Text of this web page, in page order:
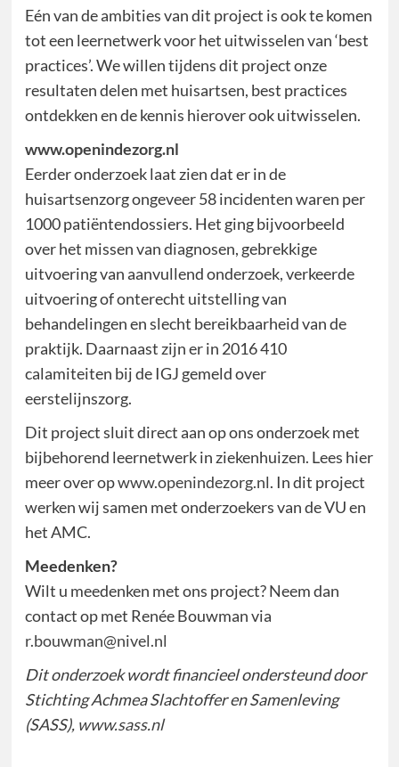
Eén van de ambities van dit project is ook te komen
tot een leernetwerk voor het uitwisselen van ‘best
practices’. We willen tijdens dit project onze
resultaten delen met huisartsen, best practices
ontdekken en de kennis hierover ook uitwisselen.
www.openindezorg.nl
Eerder onderzoek laat zien dat er in de
huisartsenzorg ongeveer 58 incidenten waren per
1000 patiëntendossiers. Het ging bijvoorbeeld
over het missen van diagnosen, gebrekkige
uitvoering van aanvullend onderzoek, verkeerde
uitvoering of onterecht uitstelling van
behandelingen en slecht bereikbaarheid van de
praktijk. Daarnaast zijn er in 2016 410
calamiteiten bij de IGJ gemeld over
eerstelijnszorg.
Dit project sluit direct aan op ons onderzoek met
bijbehorend leernetwerk in ziekenhuizen. Lees hier
meer over opwww.openindezorg.nl. In dit project
werken wij samen met onderzoekers van de VU en
het AMC.
Meedenken?
Wilt u meedenken met ons project? Neem dan
contact op met Renée Bouwman via
r.bouwman@nivel.nl
Dit onderzoek wordt financieel ondersteund door
Stichting Achmea Slachtoffer en Samenleving
(SASS), www.sass.nl